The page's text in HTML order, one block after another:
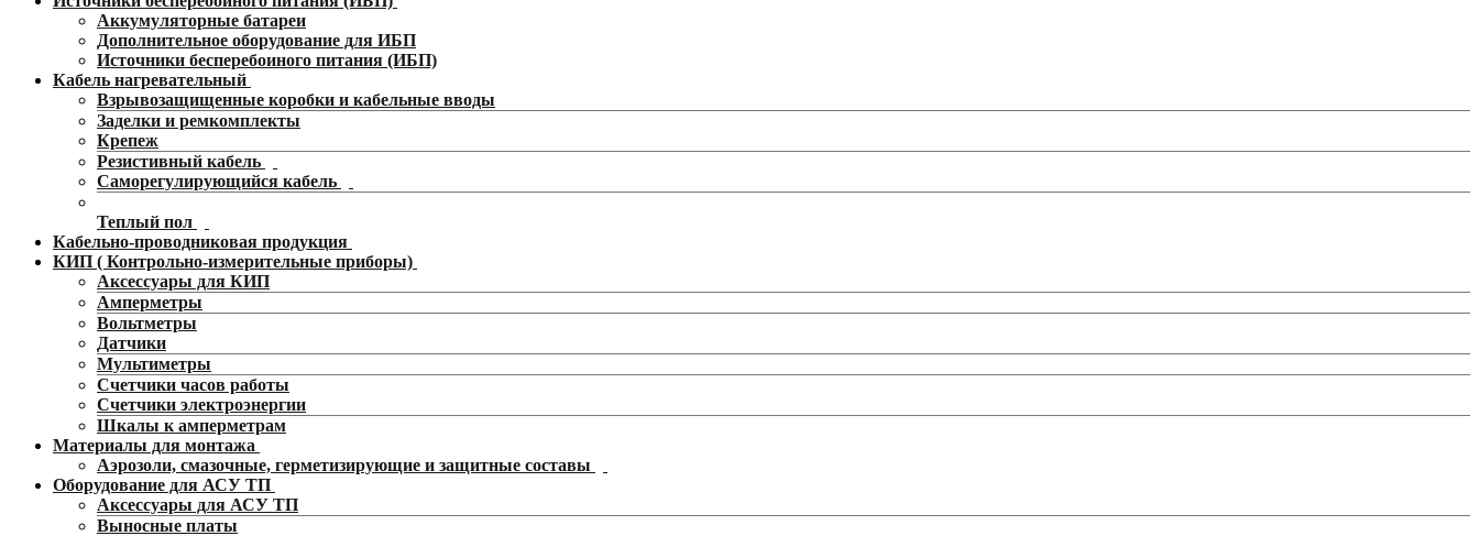
Аккумуляторные батареи
Дополнительное оборудование для ИБП
Источники бесперебоиного питания (ИБП)
Кабель нагревательный
Взрывозащищенные коробки и кабельные вводы
Заделки и ремкомплекты
Крепеж
Резистивный кабель
Саморегулирующийся кабель
Теплый пол
Кабельно-проводниковая продукция
КИП ( Контрольно-измерительные приборы)
Аксессуары для КИП
Амперметры
Вольтметры
Датчики
Мультиметры
Счетчики часов работы
Счетчики электроэнергии
Шкалы к амперметрам
Материалы для монтажа
Аэрозоли, смазочные, герметизирующие и защитные составы
Оборудование для АСУ ТП
Аксессуары для АСУ ТП
Выносные платы